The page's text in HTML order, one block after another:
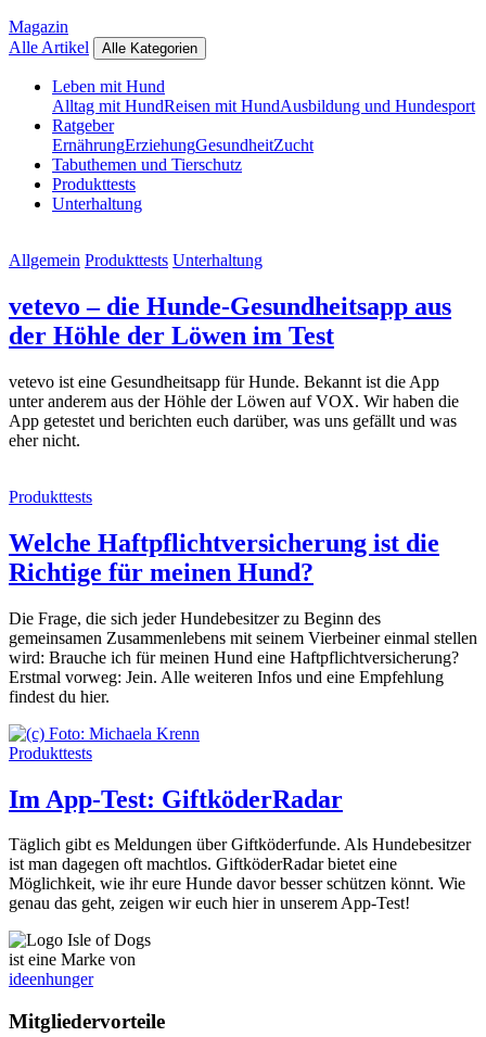
Magazin
Alle Artikel
Alle Kategorien
Leben mit Hund
Alltag mit HundReisen mit HundAusbildung und Hundesport
Ratgeber
ErnährungErziehungGesundheitZucht
Tabuthemen und Tierschutz
Produkttests
Unterhaltung
Allgemein Produkttests Unterhaltung
vetevo – die Hunde-Gesundheitsapp aus
der Höhle der Löwen im Test
vetevo ist eine Gesundheitsapp für Hunde. Bekannt ist die App
unter anderem aus der Höhle der Löwen auf VOX. Wir haben die
App getestet und berichten euch darüber, was uns gefällt und was
eher nicht.
Produkttests
Welche Haftpflicht­versicherung ist die
Richtige für meinen Hund?
Die Frage, die sich jeder Hundebesitzer zu Beginn des
gemeinsamen Zusammenlebens mit seinem Vierbeiner einmal stellen
wird: Brauche ich für meinen Hund eine Haftpflichtversicherung?
Erstmal vorweg: Jein. Alle weiteren Infos und eine Empfehlung
findest du hier.
Produkttests
Im App-Test: GiftköderRadar
Täglich gibt es Meldungen über Giftköderfunde. Als Hundebesitzer
ist man dagegen oft machtlos. GiftköderRadar bietet eine
Möglichkeit, wie ihr eure Hunde davor besser schützen könnt. Wie
genau das geht, zeigen wir euch hier in unserem App-Test!
ist eine Marke von
ideenhunger
Mitgliedervorteile